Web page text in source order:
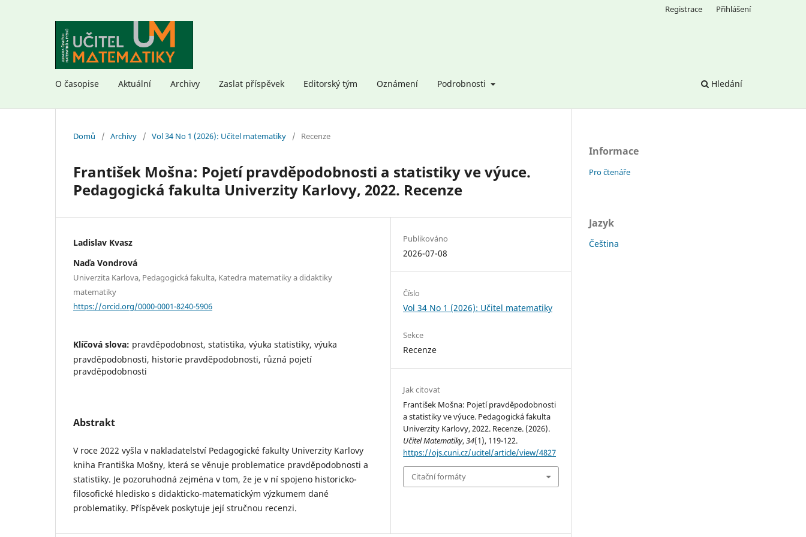
O časopise Aktuální Archivy Zaslat příspěvek Editorský tým Oznámení Podrobnosti Hledání
Registrace Přihlášení
Domů / Archivy / Vol 34 No 1 (2026): Učitel matematiky / Recenze
František Mošna: Pojetí pravděpodobnosti a statistiky ve výuce.
Pedagogická fakulta Univerzity Karlovy, 2022. Recenze
Ladislav Kvasz
Naďa Vondrová
Univerzita Karlova, Pedagogická fakulta, Katedra matematiky a didaktiky
matematiky
https://orcid.org/0000-0001-8240-5906
Klíčová slova: pravděpodobnost, statistika, výuka statistiky, výuka
pravděpodobnosti, historie pravděpodobnosti, různá pojetí
pravděpodobnosti
Abstrakt
V roce 2022 vyšla v nakladatelství Pedagogické fakulty Univerzity Karlovy
kniha Františka Mošny, která se věnuje problematice pravděpodobnosti a
statistiky. Je pozoruhodná zejména v tom, že je v ní spojeno historicko-
filosofické hledisko s didakticko-matematickým výzkumem dané
problematiky. Příspěvek poskytuje její stručnou recenzi.
Publikováno
2026-07-08
Číslo
Vol 34 No 1 (2026): Učitel matematiky
Sekce
Recenze
Jak citovat
František Mošna: Pojetí pravděpodobnosti
a statistiky ve výuce. Pedagogická fakulta
Univerzity Karlovy, 2022. Recenze. (2026).
Učitel Matematiky,34(1), 119-122.
https://ojs.cuni.cz/ucitel/article/view/4827
Citační formáty
Informace
Pro čtenáře
Jazyk
Čeština